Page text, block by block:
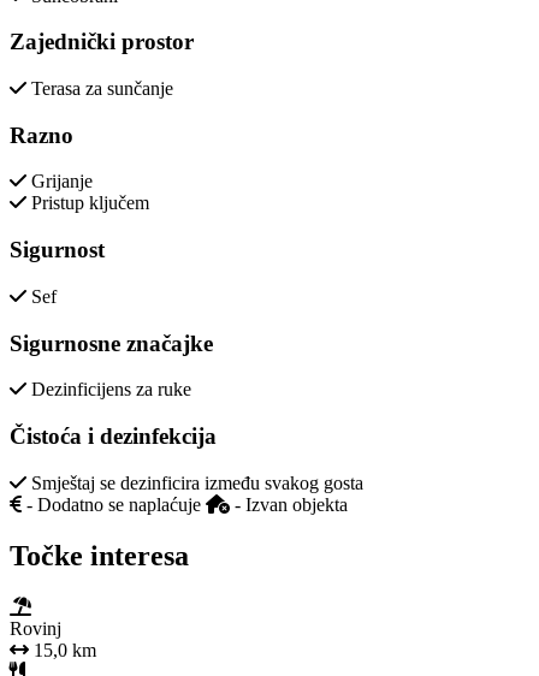
Zajednički prostor
Terasa za sunčanje
Razno
Grijanje
Pristup ključem
Sigurnost
Sef
Sigurnosne značajke
Dezinficijens za ruke
Čistoća i dezinfekcija
Smještaj se dezinficira između svakog gosta
- Dodatno se naplaćuje
- Izvan objekta
Točke interesa
Rovinj
15,0 km